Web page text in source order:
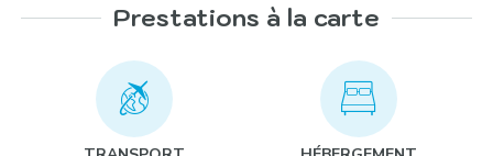
Prestations à la carte